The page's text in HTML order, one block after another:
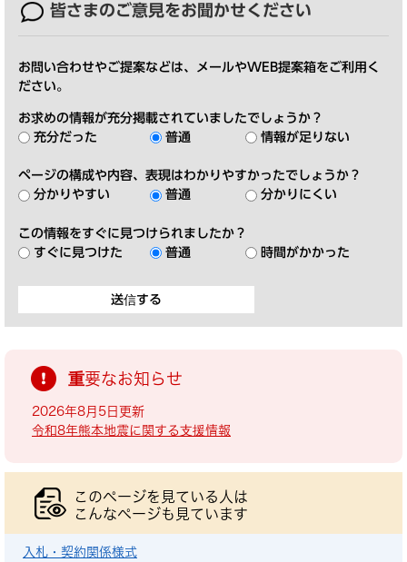
皆さまのご意見をお聞かせください
お問い合わせやご提案などは、メールやWEB提案箱をご利用く
ださい。
お求めの情報が充分掲載されていましたでしょうか？
充分だった
普通 情報が足りない
ページの構成や内容、表現はわかりやすかったでしょうか？
分かりやすい
普通 分かりにくい
この情報をすぐに見つけられましたか？
すぐに見つけた
普通 時間がかかった
重要なお知らせ
2026年8月5日更新
令和8年熊本地震に関する支援情報
このページを見ている人は
こんなページも見ています
入札・契約関係様式